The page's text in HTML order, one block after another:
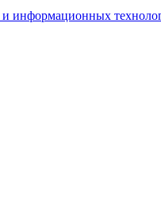
и информационных